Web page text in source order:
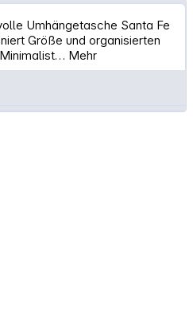
Umhängetasche Santa Fe
Größe und organisierten
Mehr